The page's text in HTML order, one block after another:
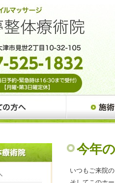
今年
いつもご来院